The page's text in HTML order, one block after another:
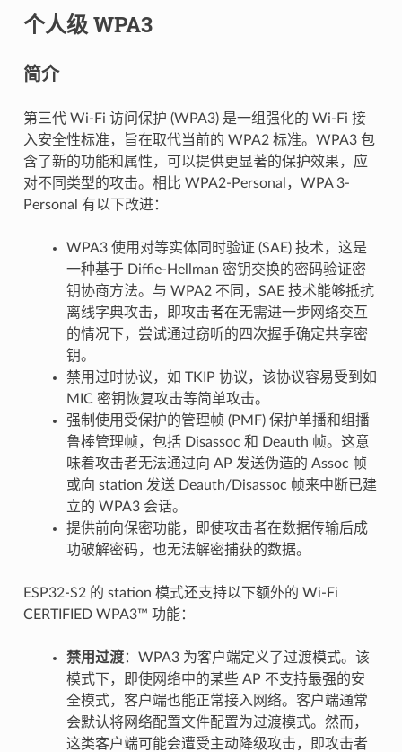
个人级 WPA3
简介
第三代 Wi-Fi 访问保护 (WPA3) 是一组强化的 Wi-Fi 接
入安全性标准，旨在取代当前的 WPA2 标准。WPA3 包
含了新的功能和属性，可以提供更显著的保护效果，应
对不同类型的攻击。相比 WPA2-Personal，WPA 3-
Personal 有以下改进：
WPA3 使用对等实体同时验证 (SAE) 技术，这是
一种基于 Diffie-Hellman 密钥交换的密码验证密
钥协商方法。与 WPA2 不同，SAE 技术能够抵抗
离线字典攻击，即攻击者在无需进一步网络交互
的情况下，尝试通过窃听的四次握手确定共享密
钥。
禁用过时协议，如 TKIP 协议，该协议容易受到如
MIC 密钥恢复攻击等简单攻击。
强制使用受保护的管理帧 (PMF) 保护单播和组播
鲁棒管理帧，包括 Disassoc 和 Deauth 帧。这意
味着攻击者无法通过向 AP 发送伪造的 Assoc 帧
或向 station 发送 Deauth/Disassoc 帧来中断已建
立的 WPA3 会话。
提供前向保密功能，即使攻击者在数据传输后成
功破解密码，也无法解密捕获的数据。
ESP32-S2 的 station 模式还支持以下额外的 Wi-Fi
CERTIFIED WPA3™ 功能：
禁用过渡：WPA3 为客户端定义了过渡模式。该
模式下，即使网络中的某些 AP 不支持最强的安
全模式，客户端也能正常接入网络。客户端通常
会默认将网络配置文件配置为过渡模式。然而，
这类客户端可能会遭受主动降级攻击，即攻击者